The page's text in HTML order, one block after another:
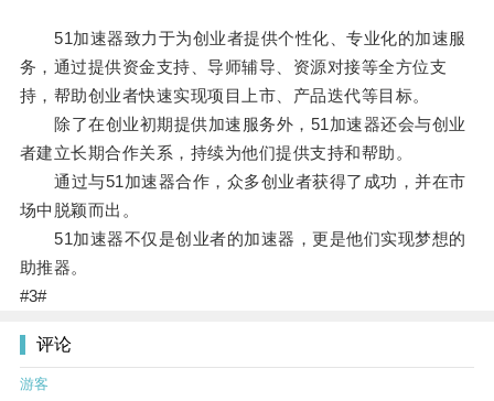
51加速器致力于为创业者提供个性化、专业化的加速服
务，通过提供资金支持、导师辅导、资源对接等全方位支
持，帮助创业者快速实现项目上市、产品迭代等目标。
除了在创业初期提供加速服务外，51加速器还会与创业
者建立长期合作关系，持续为他们提供支持和帮助。
通过与51加速器合作，众多创业者获得了成功，并在市
场中脱颖而出。
51加速器不仅是创业者的加速器，更是他们实现梦想的
助推器。
#3#
评论
游客